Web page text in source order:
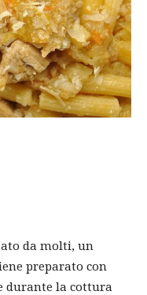
da molti, un
preparato con
durante la cottura